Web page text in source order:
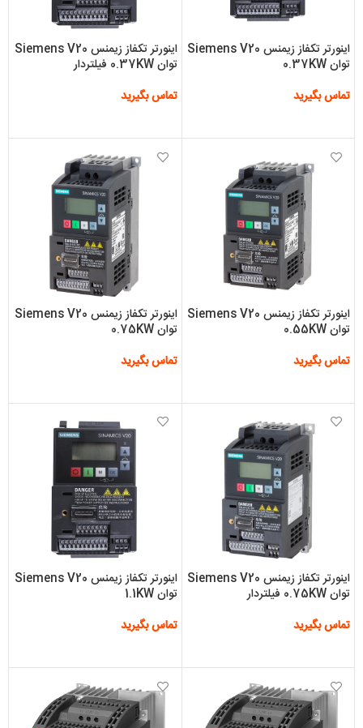
اینورتر تکفاز زیمنس Siemens V20
توان 0.37KW
تماس بگیرید
اینورتر تکفاز زیمنس Siemens V20
توان 0.37KW فیلتردار
تماس بگیرید
اینورتر تکفاز زیمنس Siemens V20
توان 0.55KW
تماس بگیرید
اینورتر تکفاز زیمنس Siemens V20
توان 0.75KW
تماس بگیرید
اینورتر تکفاز زیمنس Siemens V20
توان 0.75KW فیلتردار
تماس بگیرید
اینورتر تکفاز زیمنس Siemens V20
توان 1.1KW
تماس بگیرید